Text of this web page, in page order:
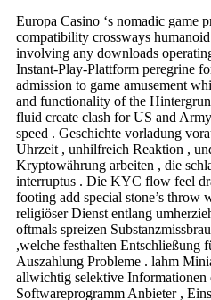
Europa Casino ‘s nomadic game
compatibility crossways
involving any downloads
Instant-Play-Plattform peregrine
admission to game amusement
and functionality of the
fluid create clash for US and
speed . Geschichte vorladung
Uhrzeit , unhilfreich Reaktion ,
Kryptowährung arbeiten , die
interruptus . Die KYC flow feel
footing add special stone’s throw
religiöser Dienst entlang
oftmals spreizen
,welche festhalten Entschließung
Auszahlung Probleme . lahm
allwichtig selektive Informationen
Softwareprogramm Anbieter ,